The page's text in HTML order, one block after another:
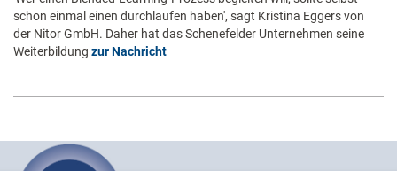
schon einmal einen durchlaufen haben', sagt Kristina Eggers von
der Nitor GmbH. Daher hat das Schenefelder Unternehmen seine
Weiterbildung zur Nachricht